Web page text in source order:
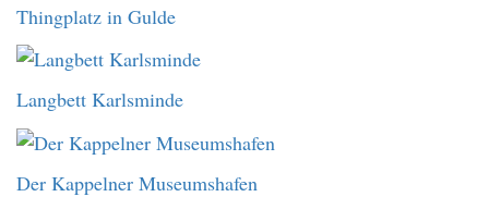
Thingplatz in Gulde
Langbett Karlsminde
Der Kappelner Museumshafen